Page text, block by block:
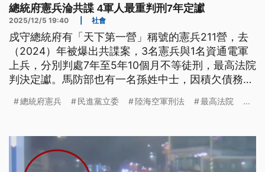
總統府憲兵淪共諜 4軍人最重判刑7年定讞
2025/12/5 19:40 社會
戍守總統府有「天下第一營」稱號的憲兵211營，去
（2024）年被爆出共諜案，3名憲兵與1名資通電軍
上兵，分別判處7年至5年10個月不等徒刑，最高法院
判決定讞。馬防部也有一名孫姓中士，因積欠債務無
中方，被依違反《國安法》等罪起訴，求處重刑12
總統府憲兵 民進黨立委 陸海空軍刑法 最高法院 ...